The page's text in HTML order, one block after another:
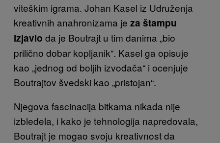
viteškim igrama. Johan Kasel iz Udruženja
kreativnih anahronizama je za štampu
izjavio da je Boutrajt u tim danima „bio
prilično dobar kopljanik“. Kasel ga opisuje
kao „jednog od boljih izvođača“ i ocenjuje
Boutrajtov švedski kao „pristojan“.
Njegova fascinacija bitkama nikada nije
izbledela, i kako je tehnologija napredovala,
Boutrajt je mogao svoju kreativnost da